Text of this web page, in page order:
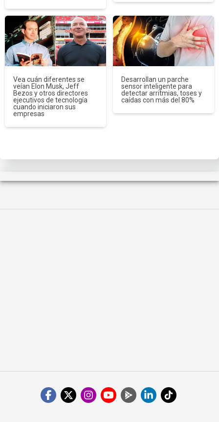
Vea cuán diferentes se
veían Elon Musk, Jeff
Bezos y otros directores
ejecutivos de tecnología
cuando iniciaron sus
empresas
Desarrollan un parche
sensor inteligente para
detectar arritmias, toses y
caídas con más del 80%